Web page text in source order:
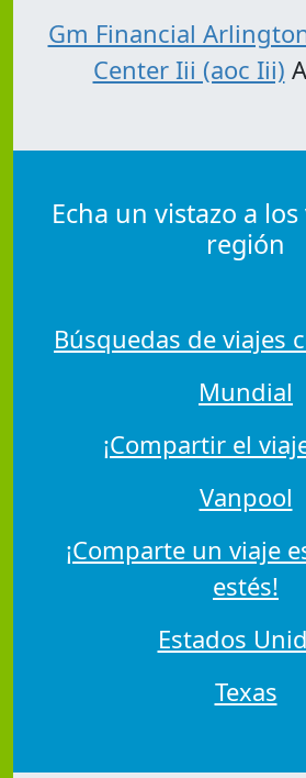
Gm Financial
Center Iii (aoc Iii)
Echa un vistazo a
región
Búsquedas de viajes
Mundial
¡Compartir el
Vanpool
¡Comparte un viaje
estés!
Estados
Texas